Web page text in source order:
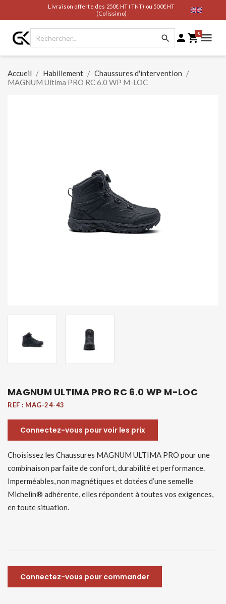
Livraison offerte des 250€ HT (TNT) ou 500€ HT
(Colissimo)
  0
Accueil Habillement
Chaussures d'intervention
MAGNUM Ultima PRO RC 6.0 WP M-LOC
MAGNUM ULTIMA PRO RC 6.0 WP M-LOC
REF : MAG-24-43
Connectez-vous pour voir les prix
Choisissez les Chaussures MAGNUM ULTIMA PRO pour une
combinaison parfaite de confort, durabilité et performance.
Imperméables, non magnétiques et dotées d’une semelle
Michelin® adhérente, elles répondent à toutes vos exigences,
en toute situation.
Connectez-vous pour commander